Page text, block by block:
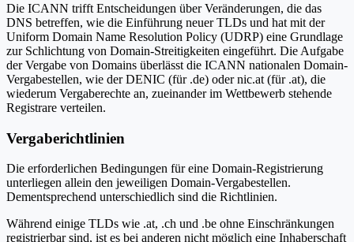
Die ICANN trifft Entscheidungen über Veränderungen, die das
DNS betreffen, wie die Einführung neuer TLDs und hat mit der
Uniform Domain Name Resolution Policy (UDRP) eine Grundlage
zur Schlichtung von Domain-Streitigkeiten eingeführt. Die Aufgabe
der Vergabe von Domains überlässt die ICANN nationalen Domain-
Vergabestellen, wie der DENIC (für .de) oder nic.at (für .at), die
wiederum Vergaberechte an, zueinander im Wettbewerb stehende
Registrare verteilen.
Vergaberichtlinien
Die erforderlichen Bedingungen für eine Domain-Registrierung
unterliegen allein den jeweiligen Domain-Vergabestellen.
Dementsprechend unterschiedlich sind die Richtlinien.
Während einige TLDs wie .at, .ch und .be ohne Einschränkungen
registrierbar sind, ist es bei anderen nicht möglich eine Inhaberschaft